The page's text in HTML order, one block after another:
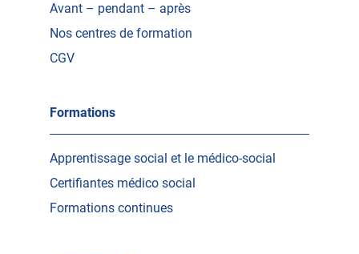
Avant – pendant – après
Nos centres de formation
CGV
Formations
Apprentissage social et le médico-social
Certifiantes médico social
Formations continues